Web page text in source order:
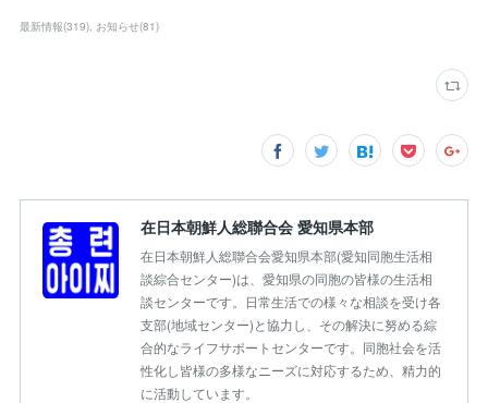
最新情報(319) お知らせ(81)
在日本朝鮮人総聯合会 愛知県本部
在日本朝鮮人総聯合会愛知県本部(愛知同胞生活相
談綜合センター)は、愛知県の同胞の皆様の生活相
談センターです。日常生活での様々な相談を受け各
支部(地域センター)と協力し、その解決に努める綜
合的なライフサポートセンターです。同胞社会を活
性化し皆様の多様なニーズに対応するため、精力的
に活動しています。